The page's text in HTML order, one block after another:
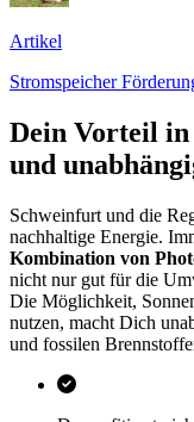
Artikel
Stromspeicher
Dein Vorteil
und
Schweinfurt und die
nachhaltige Energie.
Kombination von
nicht nur gut für die
Die Möglichkeit,
nutzen, macht Dich
und fossilen